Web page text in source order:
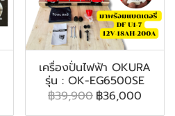
เครื่องปั่นไฟฟ้า OKURA
รุ่น : OK-EG6500SE
฿39,900 ฿36,000